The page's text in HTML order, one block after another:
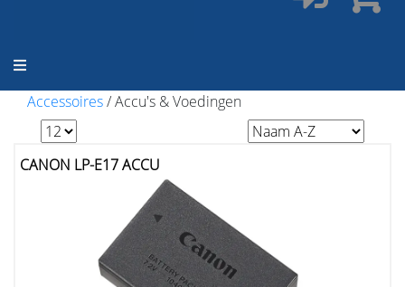
Accessoires/Accu's & Voedingen
CANON LP-E17 ACCU